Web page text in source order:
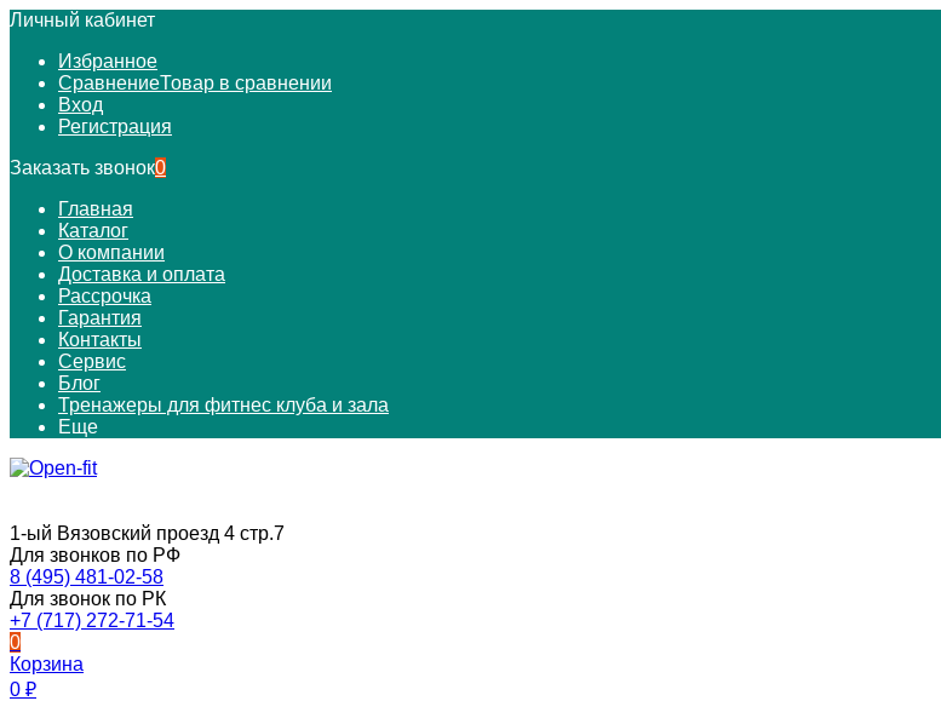
Личный кабинет
Избранное
СравнениеТовар в сравнении
Вход
Регистрация
Заказать звонок0
Главная
Каталог
О компании
Доставка и оплата
Рассрочка
Гарантия
Контакты
Сервис
Блог
Тренажеры для фитнес клуба и зала
Еще
1-ый Вязовский проезд 4 стр.7
Для звонков по РФ
8 (495) 481-02-58
Для звонок по РК
+7 (717) 272-71-54
0
Корзина
0 ₽